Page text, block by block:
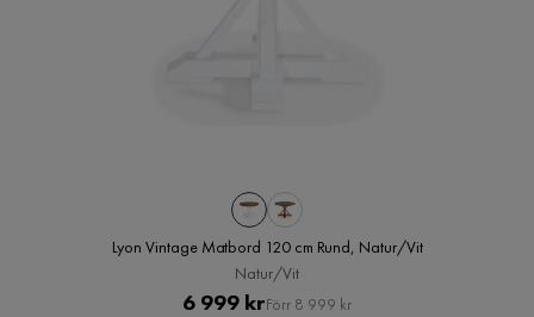
Lyon Vintage Matbord 120 cm Rund, Natur/Vit
Natur/Vit
Pris
6 999 krOriginal
Förr 8 999 kr